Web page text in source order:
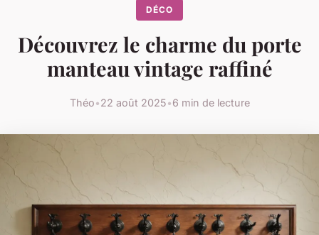
DÉCO
Découvrez le charme du porte
manteau vintage raffiné
Théo•22 août 2025•6 min de lecture